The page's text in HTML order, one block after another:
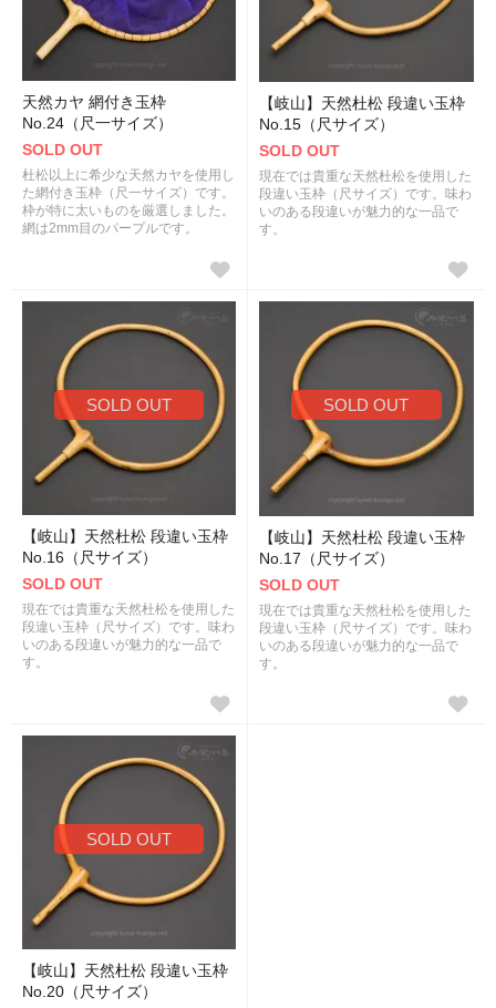
天然カヤ 網付き玉枠
No.24（尺一サイズ）
SOLD OUT
杜松以上に希少な天然カヤを使用し
た網付き玉枠（尺一サイズ）です。
枠が特に太いものを厳選しました。
網は2mm目のパープルです。
【岐山】天然杜松 段違い玉枠
No.15（尺サイズ）
SOLD OUT
現在では貴重な天然杜松を使用した
段違い玉枠（尺サイズ）です。味わ
いのある段違いが魅力的な一品で
す。
SOLD OUT
【岐山】天然杜松 段違い玉枠
No.16（尺サイズ）
SOLD OUT
現在では貴重な天然杜松を使用した
段違い玉枠（尺サイズ）です。味わ
いのある段違いが魅力的な一品で
す。
SOLD OUT
【岐山】天然杜松 段違い玉枠
No.17（尺サイズ）
SOLD OUT
現在では貴重な天然杜松を使用した
段違い玉枠（尺サイズ）です。味わ
いのある段違いが魅力的な一品で
す。
SOLD OUT
【岐山】天然杜松 段違い玉枠
No.20（尺サイズ）